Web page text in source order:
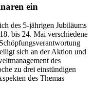
ein
des 5-jährigen Jubiläums
bis 24. Mai verschiedene
sich an der Aktion und
des
zu drei einstündigen
des Themas